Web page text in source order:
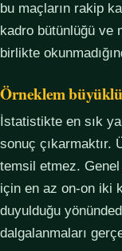
bu maçların rakip
kadro bütünlüğü ve
birlikte
Örneklem
İstatistikte en sık
sonuç çıkarmaktır.
temsil etmez.
için en az on-on iki
duyulduğu
dalgalanmaları